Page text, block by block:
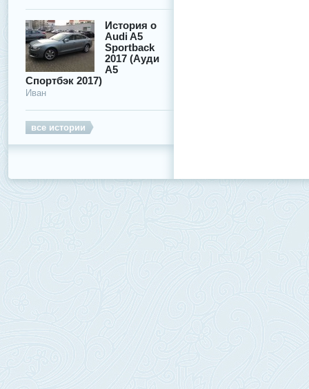
История о
Audi A5
Sportback
2017 (Ауди
А5
Спортбэк 2017)
Иван
все истории